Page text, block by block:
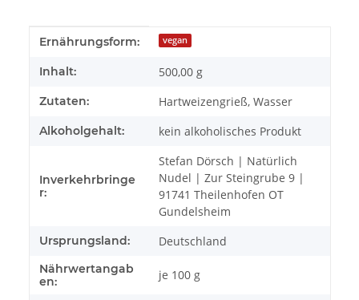
Produkteigenschaft
Wert
Ernährungsform: vegan
Inhalt: 500,00 g
Zutaten: Hartweizengrieß, Wasser
Alkoholgehalt: kein alkoholisches Produkt
Inverkehrbringe
r:
Stefan Dörsch | Natürlich
Nudel | Zur Steingrube 9 |
91741 Theilenhofen OT
Gundelsheim
Ursprungsland: Deutschland
Nährwertangab
en:
je 100 g